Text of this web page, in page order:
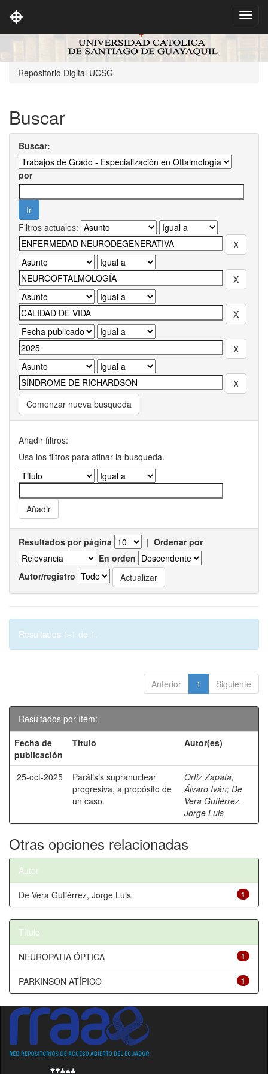
navigation
Repositorio Digital UCSG
Buscar
Buscar:
por
Filtros actuales:
Comenzar nueva busqueda
Añadir filtros:
Usa los filtros para afinar la busqueda.
Resultados por página | Ordenar por
En orden
Autor/registro
Resultados 1-1 de 1.
Anterior 1 Siguiente
Resultados por ítem:
Fecha de
publicación
Título Autor(es)
25-oct-2025
Parálisis supranuclear
progresiva, a propósito de
un caso.
Ortiz Zapata,
Álvaro Iván; De
Vera Gutiérrez,
Jorge Luis
Otras opciones relacionadas
Autor
1
De Vera Gutiérrez, Jorge Luis
Título
1
NEUROPATIA ÓPTICA
1
PARKINSON ATÍPICO